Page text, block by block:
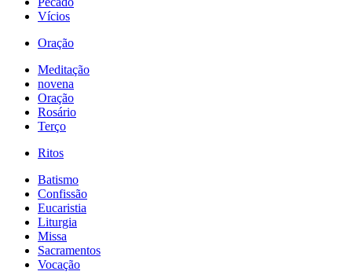
Vícios
Oração
Meditação
novena
Oração
Rosário
Terço
Ritos
Batismo
Confissão
Eucaristia
Liturgia
Missa
Sacramentos
Vocação